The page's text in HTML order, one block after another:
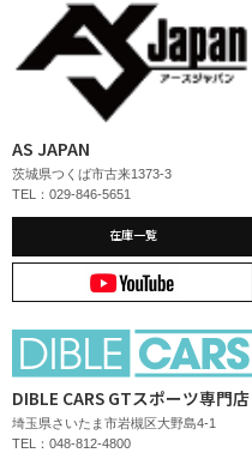
AS JAPAN
茨城県つくば市古来1373-3
TEL：029-846-5651
在庫一覧
DIBLE CARS GTスポーツ専門店
埼玉県さいたま市岩槻区大野島4-1
TEL：048-812-4800